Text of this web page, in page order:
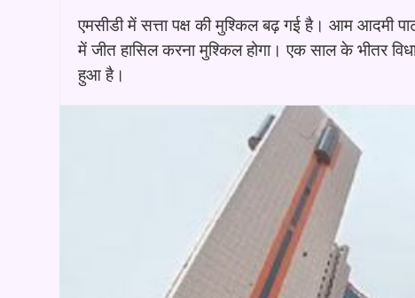
एमसीडी में सत्ता पक्ष की मुश्किल बढ़ गई है। आम आदमी
में जीत हासिल करना मुश्किल होगा। एक साल के भीतर
हुआ है।